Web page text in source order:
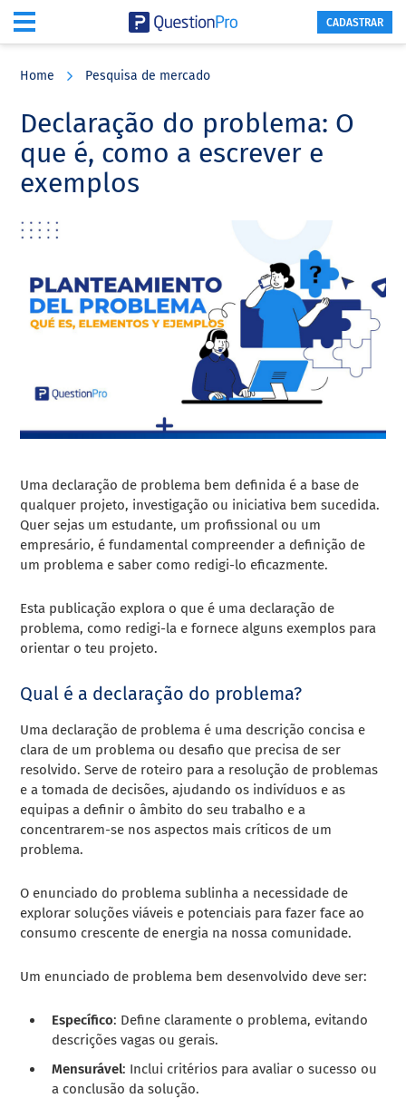
content
sidebar
CADASTRAR
Home Pesquisa de mercado
Declaração do problema: O
que é, como a escrever e
exemplos
Uma declaração de problema bem definida é a base de
qualquer projeto, investigação ou iniciativa bem sucedida.
Quer sejas um estudante, um profissional ou um
empresário, é fundamental compreender a definição de
um problema e saber como redigi-lo eficazmente.
Esta publicação explora o que é uma declaração de
problema, como redigi-la e fornece alguns exemplos para
orientar o teu projeto.
Qual é a declaração do problema?
Uma declaração de problema é uma descrição concisa e
clara de um problema ou desafio que precisa de ser
resolvido. Serve de roteiro para a resolução de problemas
e a tomada de decisões, ajudando os indivíduos e as
equipas a definir o âmbito do seu trabalho e a
concentrarem-se nos aspectos mais críticos de um
problema.
O enunciado do problema sublinha a necessidade de
explorar soluções viáveis e potenciais para fazer face ao
consumo crescente de energia na nossa comunidade.
Um enunciado de problema bem desenvolvido deve ser:
Específico: Define claramente o problema, evitando
descrições vagas ou gerais.
Mensurável: Inclui critérios para avaliar o sucesso ou
a conclusão da solução.